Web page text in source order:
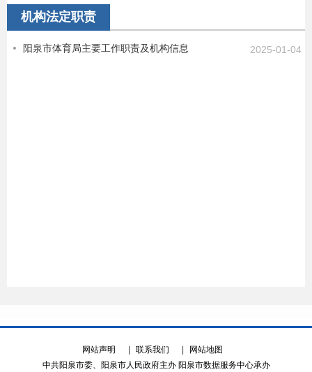
机构法定职责
阳泉市体育局主要工作职责及机构信息 2025-01-04